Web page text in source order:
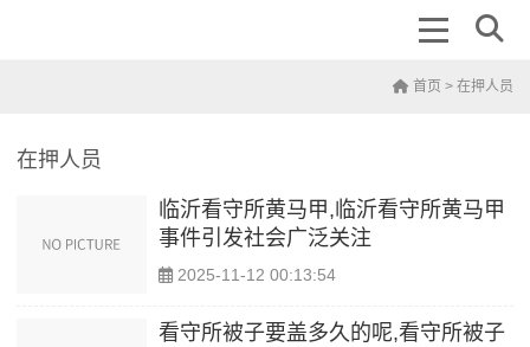
首页 > 在押人员
在押人员
临沂看守所黄马甲,临沂看守所黄马甲
事件引发社会广泛关注
2025-11-12 00:13:54
看守所被子要盖多久的呢,看守所被子